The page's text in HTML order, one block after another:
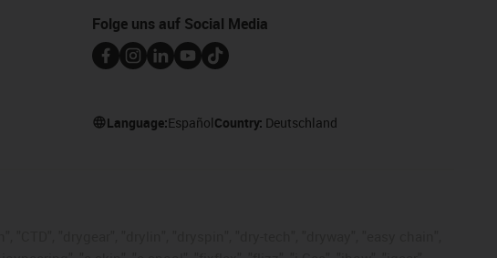
Folge uns auf Social Media
Language:EspañolCountry: Deutschland